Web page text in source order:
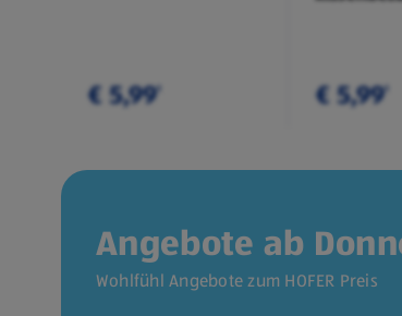
€ 5,99¹ € 5,99¹
Angebote ab
Wohlfühl Angebote zum HOFER Preis